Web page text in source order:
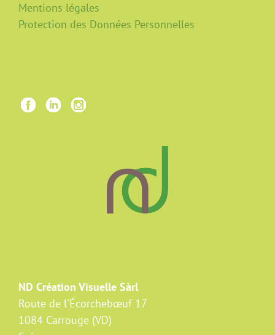
Mentions légales
Protection des Données Personnelles
ND Création Visuelle Sàrl
Route de l'Écorchebœuf 17
1084 Carrouge (VD)